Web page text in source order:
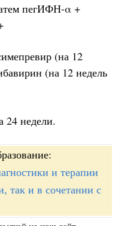
пегИФН-α +
(на 12
(на 12 недель
24 недели.
и терапии
так и в сочетании с